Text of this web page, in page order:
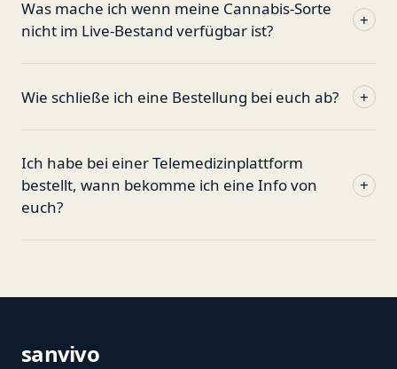
Was mache ich wenn meine Cannabis-Sorte
nicht im Live-Bestand verfügbar ist?
+
Wie schließe ich eine Bestellung bei euch ab? +
Ich habe bei einer Telemedizinplattform
bestellt, wann bekomme ich eine Info von
euch?
+
sanvivo